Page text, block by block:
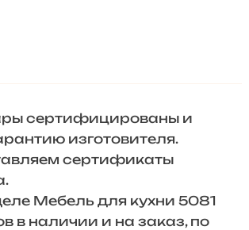
сертифицированы и
изготовителя.
сертификаты
Мебель для кухни 5081
в наличии и на заказ, по